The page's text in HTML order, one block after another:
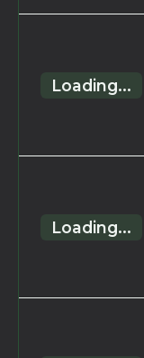
Loading...
Loading...